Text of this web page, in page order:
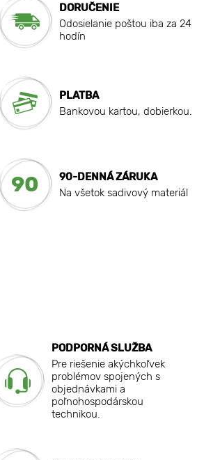
DORUČENIE
Odosielanie poštou iba za 24
hodín
PLATBA
Bankovou kartou, dobierkou.
90
90-DENNÁ ZÁRUKA
Na všetok sadivový materiál
PODPORNÁ SLUŽBA
Pre riešenie akýchkoľvek
problémov spojených s
objednávkami a
poľnohospodárskou
technikou.